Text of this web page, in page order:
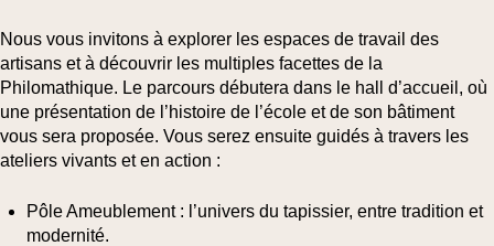
Nous vous invitons à explorer les espaces de travail des
artisans et à découvrir les multiples facettes de la
Philomathique. Le parcours débutera dans le hall d’accueil , où
une présentation de l’histoire de l’école et de son bâtiment
vous sera proposée. Vous serez ensuite guidés à travers les
ateliers vivants et en action :
Pôle Ameublement: l’univers du tapissier, entre tradition et
modernité.